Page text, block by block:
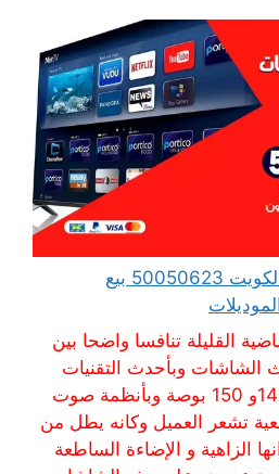
بيع تلفزيونات شاشات الكويت 50050623 بيع
القليلة تنافسا واضحا بين
الشاشات وبأحدث التقنيات
وبأحجام متنوعة تصل 140و 150 بوصة وبأنظمة صوت
تشعر العميل وكانه يطل من
الزاهية و الإضاءة الساطعة